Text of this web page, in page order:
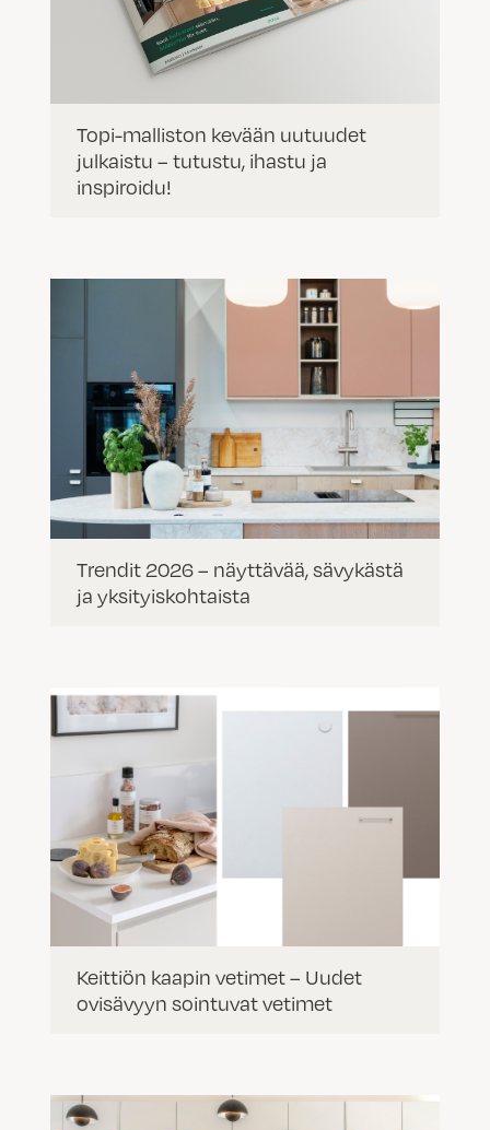
Topi-malliston kevään uutuudet
julkaistu – tutustu, ihastu ja
inspiroidu!
Trendit 2026 – näyttävää, sävykästä
ja yksityiskohtaista
Keittiön kaapin vetimet – Uudet
ovisävyyn sointuvat vetimet